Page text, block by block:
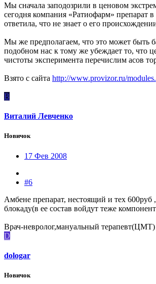
Мы сначала заподозрили в ценовом
сегодня компания «Ратиофарм» препарат
ответила, что не знает о его
Мы же предполагаем, что это может быть
подобном нас к тому же убеждает то, что
чистоты эксперимента перечислим асов
Взято с сайта http://www.provizor.ru/
В
Виталий Левченко
Новичок
17 Фев 2008
#6
Амбене препарат, нестоящий и тех 600руб
блокаду(в ее состав войдут теже
Врач-невролог,мануальный терапевт(ЦМТ)
D
dologar
Новичок